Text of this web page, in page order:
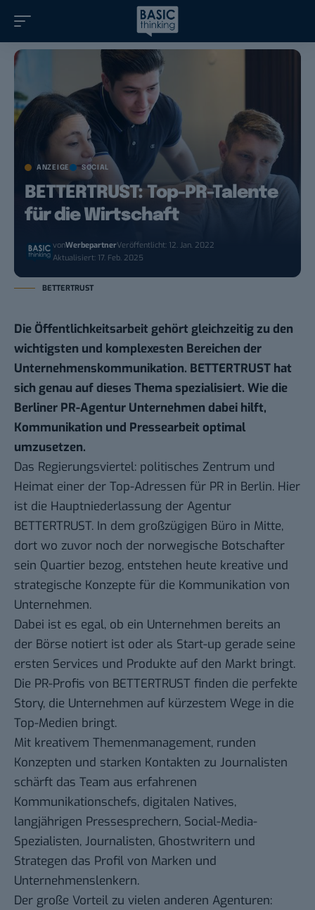
ANZEIGE SOCIAL
BETTERTRUST: Top-PR-Talente
für die Wirtschaft
vonWerbepartnerVeröffentlicht: 12. Jan. 2022
Aktualisiert: 17. Feb. 2025
BETTERTRUST
Die Öffentlichkeitsarbeit gehört gleichzeitig zu den
wichtigsten und komplexesten Bereichen der
Unternehmenskommunikation. BETTERTRUST hat
sich genau auf dieses Thema spezialisiert. Wie die
Berliner PR-Agentur Unternehmen dabei hilft,
Kommunikation und Pressearbeit optimal
umzusetzen.
Das Regierungsviertel: politisches Zentrum und
Heimat einer der Top-Adressen für PR in Berlin. Hier
ist die Hauptniederlassung der Agentur
BETTERTRUST. In dem großzügigen Büro in Mitte,
dort wo zuvor noch der norwegische Botschafter
sein Quartier bezog, entstehen heute kreative und
strategische Konzepte für die Kommunikation von
Unternehmen.
Dabei ist es egal, ob ein Unternehmen bereits an
der Börse notiert ist oder als Start-up gerade seine
ersten Services und Produkte auf den Markt bringt.
Die PR-Profis von BETTERTRUST finden die perfekte
Story, die Unternehmen auf kürzestem Wege in die
Top-Medien bringt.
Mit kreativem Themenmanagement, runden
Konzepten und starken Kontakten zu Journalisten
schärft das Team aus erfahrenen
Kommunikationschefs, digitalen Natives,
langjährigen Pressesprechern, Social-Media-
Spezialisten, Journalisten, Ghostwritern und
Strategen das Profil von Marken und
Unternehmenslenkern.
Der große Vorteil zu vielen anderen Agenturen: